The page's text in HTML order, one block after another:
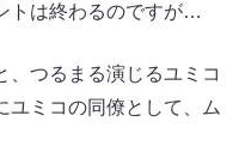
トは終わるのですが…
、つるまる演じるユミコ
ユミコの同僚として、ム